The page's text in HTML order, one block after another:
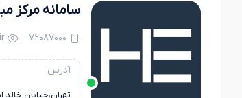
سامانه مرکز
۷۲۰۸۷۰۰۰
آدرس
تهران،خیابان خالد